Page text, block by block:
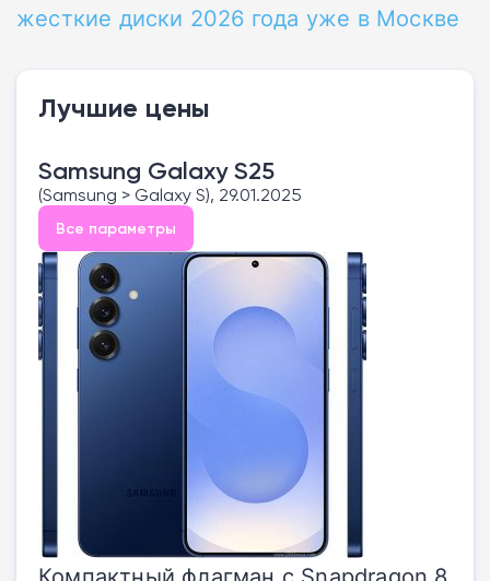
жесткие диски 2026 года уже в Москве
Лучшие цены
Samsung Galaxy S25
(Samsung > Galaxy S), 29.01.2025
Все параметры